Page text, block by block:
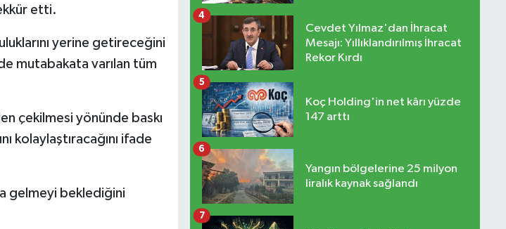
etti.
yerine getireceğini
mutabakata varılan tüm
çekilmesi yönünde baskı
kolaylaştıracağını ifade
gelmeyi beklediğini
Cevdet Yılmaz'dan İhracat
Mesajı: Yıllıklandırılmış İhracat
Rekor Kırdı
4
Koç Holding'in net kârı yüzde
147 arttı
5
Yangın bölgelerine 25 milyon
liralık kaynak sağlandı
6
7